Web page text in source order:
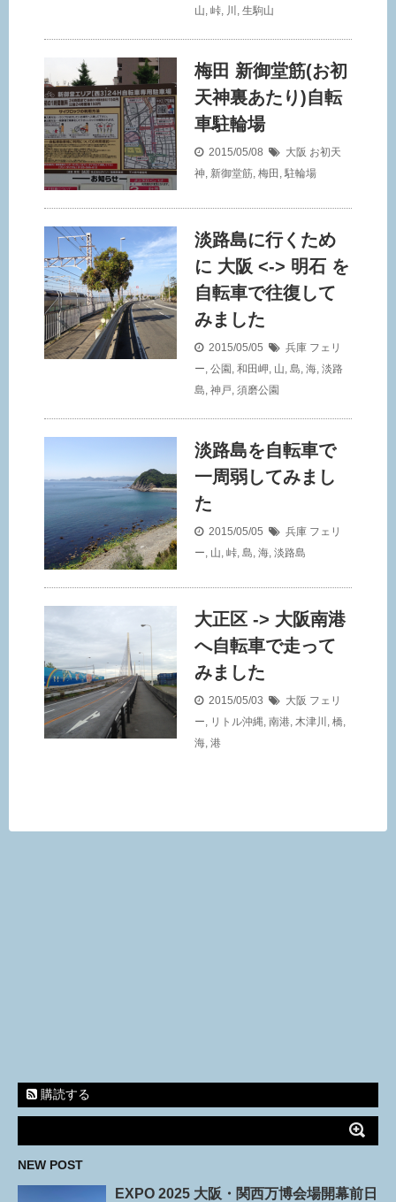
山, 峠, 川 , 生駒山
梅田 新御堂筋(お初
天神裏あたり)自転
車駐輪場
2015/05/08 大阪 お初天
神, 新御堂筋, 梅田 , 駐輪場
淡路島に行くため
に 大阪 <-> 明石 を
自転車で往復して
みました
2015/05/05 兵庫 フェリ
ー, 公園 , 和田岬, 山, 島, 海, 淡路
島, 神戸, 須磨公園
淡路島を自転車で
一周弱してみまし
た
2015/05/05 兵庫 フェリ
ー, 山, 峠, 島, 海, 淡路島
大正区 -> 大阪南港
へ自転車で走って
みました
2015/05/03 大阪 フェリ
ー, リトル沖縄, 南港, 木津川 , 橋,
海, 港
購読する
NEW POST
EXPO 2025 大阪・関西万博会場開幕前日